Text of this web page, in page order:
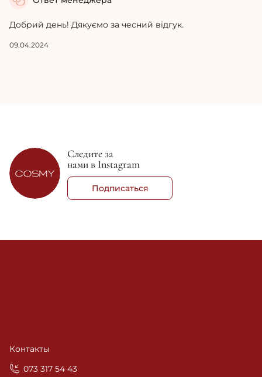
Добрий день! Дякуємо за чесний відгук.
09.04.2024
Следите за
нами в Instagram
Подписаться
Контакты
‎073 317 54 43